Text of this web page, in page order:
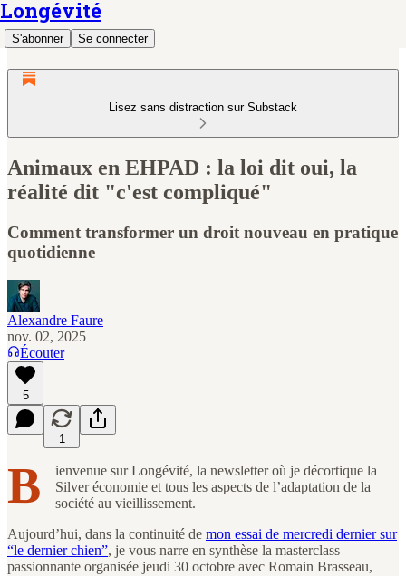
Longévité
S'abonner Se connecter
Lisez sans distraction sur Substack
Animaux en EHPAD : la loi dit oui, la
réalité dit "c'est compliqué"
Comment transformer un droit nouveau en pratique
quotidienne
Alexandre Faure
nov. 02, 2025
Écouter
5
1
B
ienvenue sur Longévité, la newsletter où je décortique la
Silver économie et tous les aspects de l’adaptation de la
société au vieillissement.
Aujourd’hui, dans la continuité de mon essai de mercredi dernier sur
“le dernier chien”, je vous narre en synthèse la masterclass
passionnante organisée jeudi 30 octobre avec Romain Brasseau,